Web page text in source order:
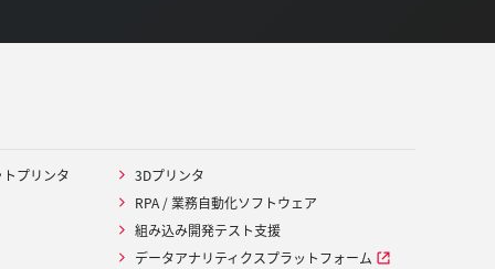
プリンタ
3Dプリンタ
RPA / 業務自動化ソフトウェア
組み込み開発テスト支援
データアナリティクスプラットフォーム